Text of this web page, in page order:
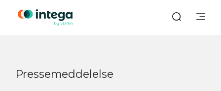
Pressemeddelelse